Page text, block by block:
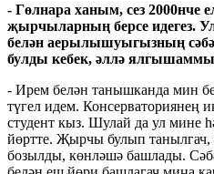
- Гөлнара ханым, сез 2000нче
җырчыларның берсе идегез.
белән аерылышуыгызның
булды кебек, әллә
- Ирем белән танышканда мин
түгел идем. Консерваториянең
студент кыз. Шулай да ул мине
йөртте. Җырчы булып танылгач,
бозылды, көнләшә башлады.